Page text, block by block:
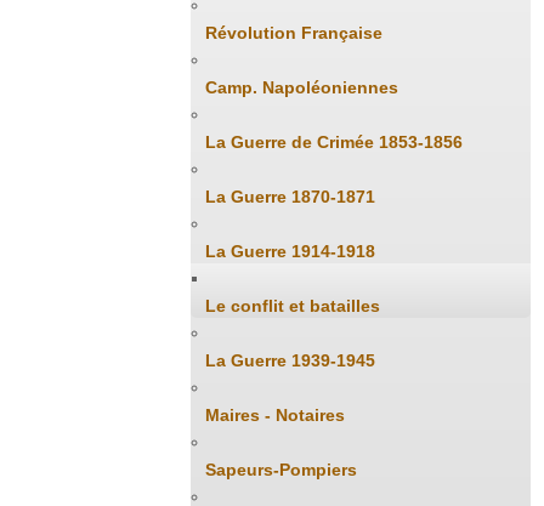
Révolution Française
Camp. Napoléoniennes
La Guerre de Crimée 1853-1856
La Guerre 1870-1871
La Guerre 1914-1918
Le conflit et batailles
La Guerre 1939-1945
Maires - Notaires
Sapeurs-Pompiers